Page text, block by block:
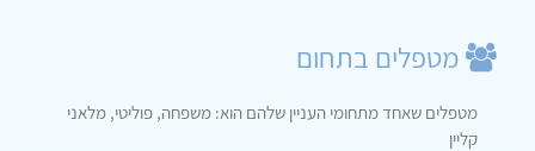
מטפלים בתחום
מטפלים שאחד מתחומי העניין שלהם הוא: משפחה, פוליטי, מלאני
קליין